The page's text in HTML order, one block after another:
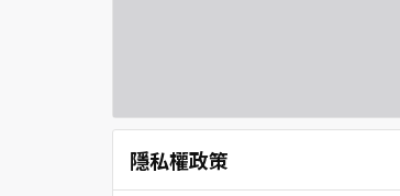
隱私權政策